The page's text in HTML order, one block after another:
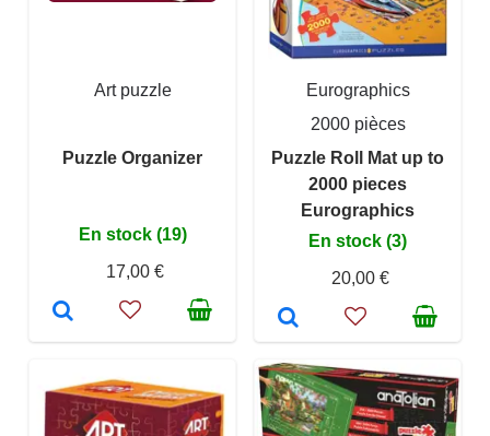
Art puzzle
Puzzle Organizer
En stock (19)
17,00 €
Eurographics
2000 pièces
Puzzle Roll Mat up to
2000 pieces
Eurographics
En stock (3)
20,00 €